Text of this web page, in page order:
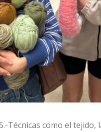
Técnicas como el tejido,